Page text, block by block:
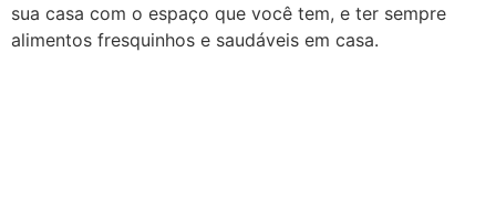
sua casa com o espaço que você tem, e ter sempre
alimentos fresquinhos e saudáveis em casa.